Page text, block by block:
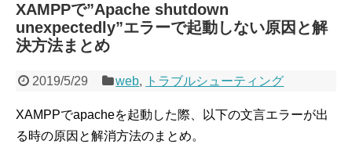
XAMPPで”Apache shutdown
unexpectedly”エラーで起動しない原因と解
決方法まとめ
2019/5/29 web, トラブルシューティング
XAMPPでapacheを起動した際、以下の文言エラーが出
る時の原因と解消方法のまとめ。